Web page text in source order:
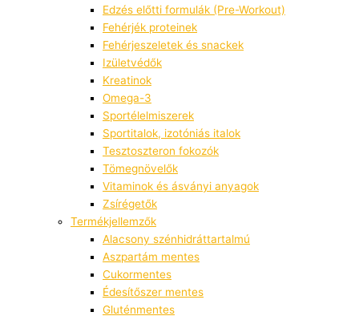
Edzés előtti formulák (Pre-Workout)
Fehérjék proteinek
Fehérjeszeletek és snackek
Izületvédők
Kreatinok
Omega-3
Sportélelmiszerek
Sportitalok, izotóniás italok
Tesztoszteron fokozók
Tömegnövelők
Vitaminok és ásványi anyagok
Zsírégetők
Termékjellemzők
Alacsony szénhidráttartalmú
Aszpartám mentes
Cukormentes
Édesítőszer mentes
Gluténmentes